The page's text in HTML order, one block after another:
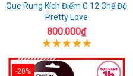
Que Rung Kích Điểm G 12 Chế Độ
Pretty Love
800.000₫
-20%